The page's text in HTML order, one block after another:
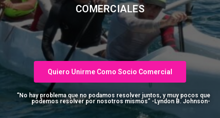
COMERCIALES
Quiero Unirme Como Socio Comercial
“No hay problema que no podamos resolver juntos, y muy pocos que
podemos resolver por nosotros mismos” -Lyndon B. Johnson-